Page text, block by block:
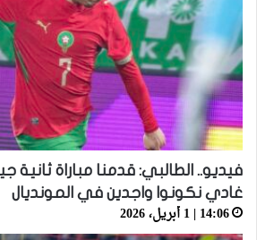
فيديو.. الطالبي: قدمنا مباراة ثانية
غادي نكونوا واجدين في المونديال
14:06 | 1 أبريل، 2026